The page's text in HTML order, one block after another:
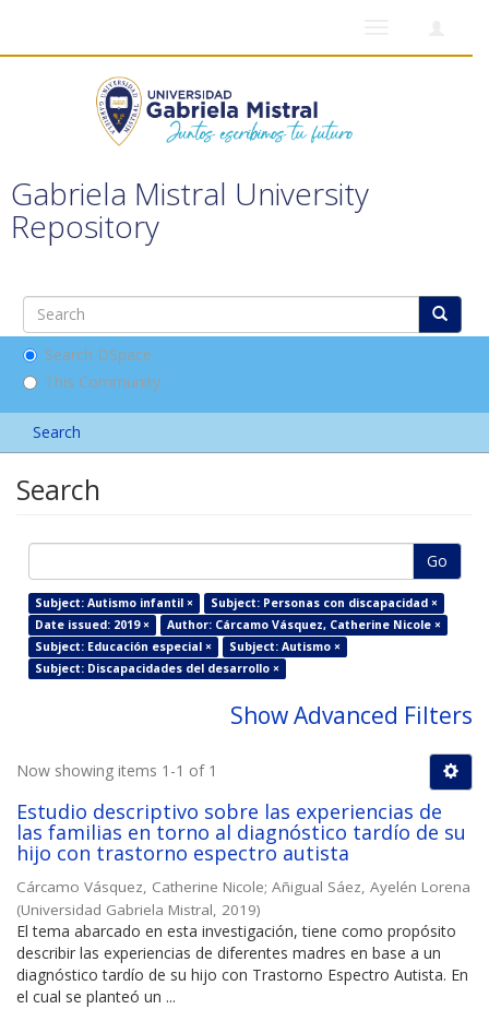
Gabriela Mistral University
Repository
Search DSpace
This Community
Search
Search
Go
Subject: Autismo infantil ×
Subject: Personas con discapacidad ×
Date issued: 2019 ×
Author: Cárcamo Vásquez, Catherine Nicole ×
Subject: Educación especial ×
Subject: Autismo ×
Subject: Discapacidades del desarrollo ×
Show Advanced Filters
Now showing items 1-1 of 1
Estudio descriptivo sobre las experiencias de
las familias en torno al diagnóstico tardío de su
hijo con trastorno espectro autista
Cárcamo Vásquez, Catherine Nicole; Añigual Sáez, Ayelén Lorena
(Universidad Gabriela Mistral, 2019)
El tema abarcado en esta investigación, tiene como propósito
describir las experiencias de diferentes madres en base a un
diagnóstico tardío de su hijo con Trastorno Espectro Autista. En
el cual se planteó un ...